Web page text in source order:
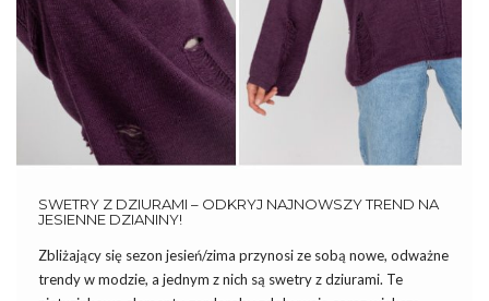
SWETRY Z DZIURAMI – ODKRYJ NAJNOWSZY TREND NA
JESIENNE DZIANINY!
Zbliżający się sezon jesień/zima przynosi ze sobą nowe, odważne
trendy w modzie, a jednym z nich są swetry z dziurami. Te